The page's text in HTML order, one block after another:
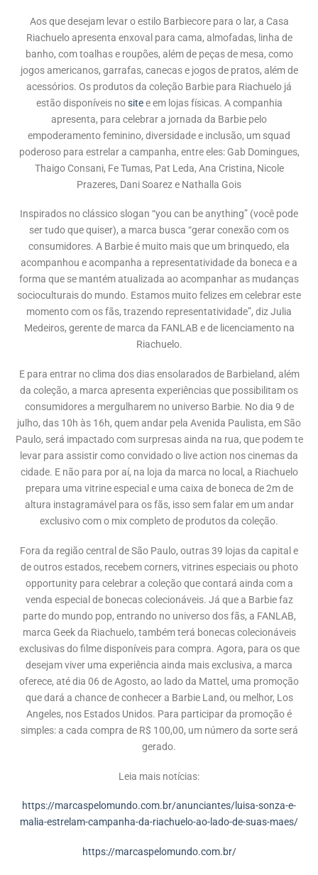
Aos que desejam levar o estilo Barbiecore para o lar, a Casa
Riachuelo apresenta enxoval para cama, almofadas, linha de
banho, com toalhas e roupões, além de peças de mesa, como
jogos americanos, garrafas, canecas e jogos de pratos, além de
acessórios. Os produtos da coleção Barbie para Riachuelo já
estão disponíveis nositee em lojas físicas. A companhia
apresenta, para celebrar a jornada da Barbie pelo
empoderamento feminino, diversidade e inclusão, um squad
poderoso para estrelar a campanha, entre eles: Gab Domingues,
Thaigo Consani, Fe Tumas, Pat Leda, Ana Cristina, Nicole
Prazeres, Dani Soarez e Nathalla Gois
Inspirados no clássico slogan “you can be anything” (você pode
ser tudo que quiser), a marca busca “gerar conexão com os
consumidores. A Barbie é muito mais que um brinquedo, ela
acompanhou e acompanha a representatividade da boneca e a
forma que se mantém atualizada ao acompanhar as mudanças
socioculturais do mundo. Estamos muito felizes em celebrar este
momento com os fãs, trazendo representatividade”, diz Julia
Medeiros, gerente de marca da FANLAB e de licenciamento na
Riachuelo.
E para entrar no clima dos dias ensolarados de Barbieland, além
da coleção, a marca apresenta experiências que possibilitam os
consumidores a mergulharem no universo Barbie. No dia 9 de
julho, das 10h às 16h, quem andar pela Avenida Paulista, em São
Paulo, será impactado com surpresas ainda na rua, que podem te
levar para assistir como convidado o live action nos cinemas da
cidade. E não para por aí, na loja da marca no local, a Riachuelo
prepara uma vitrine especial e uma caixa de boneca de 2m de
altura instagramável para os fãs, isso sem falar em um andar
exclusivo com o mix completo de produtos da coleção.
Fora da região central de São Paulo, outras 39 lojas da capital e
de outros estados, recebem corners, vitrines especiais ou photo
opportunity para celebrar a coleção que contará ainda com a
venda especial de bonecas colecionáveis. Já que a Barbie faz
parte do mundo pop, entrando no universo dos fãs, a FANLAB,
marca Geek da Riachuelo, também terá bonecas colecionáveis
exclusivas do filme disponíveis para compra. Agora, para os que
desejam viver uma experiência ainda mais exclusiva, a marca
oferece, até dia 06 de Agosto, ao lado da Mattel, uma promoção
que dará a chance de conhecer a Barbie Land, ou melhor, Los
Angeles, nos Estados Unidos. Para participar da promoção é
simples: a cada compra de R$ 100,00, um número da sorte será
gerado.
Leia mais notícias:
https://marcaspelomundo.com.br/anunciantes/luisa-sonza-e-
malia-estrelam-campanha-da-riachuelo-ao-lado-de-suas-maes/
https://marcaspelomundo.com.br/